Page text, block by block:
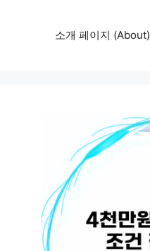
소개 페이지 (About)